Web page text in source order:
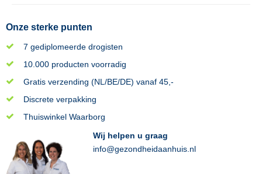
Onze sterke punten
7 gediplomeerde drogisten
10.000 producten voorradig
Gratis verzending (NL/BE/DE) vanaf 45,-
Discrete verpakking
Thuiswinkel Waarborg
Wij helpen u graag
info@gezondheidaanhuis.nl